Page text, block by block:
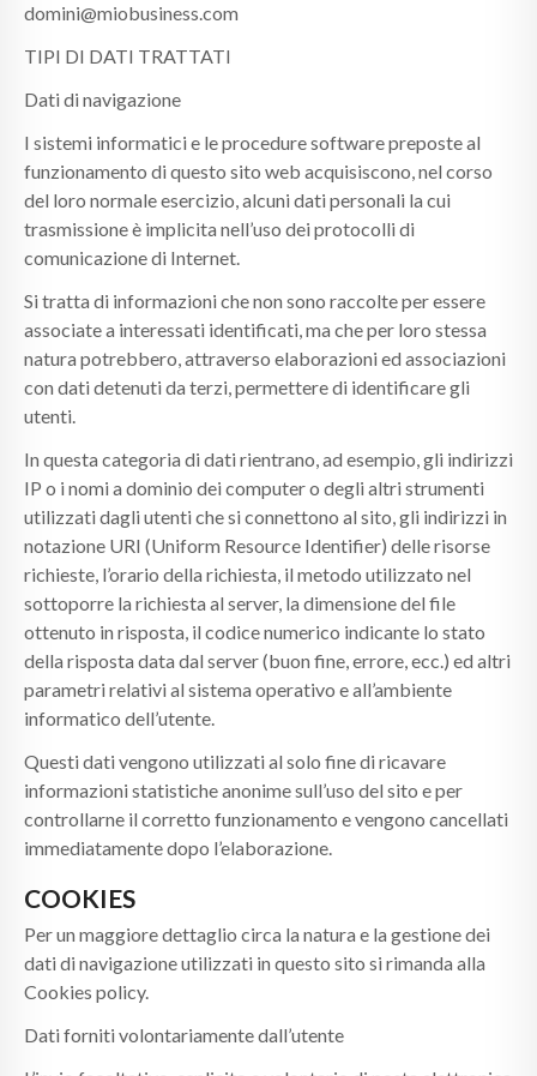
domini@miobusiness.com
TIPI DI DATI TRATTATI
Dati di navigazione
I sistemi informatici e le procedure software preposte al
funzionamento di questo sito web acquisiscono, nel corso
del loro normale esercizio, alcuni dati personali la cui
trasmissione è implicita nell’uso dei protocolli di
comunicazione di Internet.
Si tratta di informazioni che non sono raccolte per essere
associate a interessati identificati, ma che per loro stessa
natura potrebbero, attraverso elaborazioni ed associazioni
con dati detenuti da terzi, permettere di identificare gli
utenti.
In questa categoria di dati rientrano, ad esempio, gli indirizzi
IP o i nomi a dominio dei computer o degli altri strumenti
utilizzati dagli utenti che si connettono al sito, gli indirizzi in
notazione URI (Uniform Resource Identifier) delle risorse
richieste, l’orario della richiesta, il metodo utilizzato nel
sottoporre la richiesta al server, la dimensione del file
ottenuto in risposta, il codice numerico indicante lo stato
della risposta data dal server (buon fine, errore, ecc.) ed altri
parametri relativi al sistema operativo e all’ambiente
informatico dell’utente.
Questi dati vengono utilizzati al solo fine di ricavare
informazioni statistiche anonime sull’uso del sito e per
controllarne il corretto funzionamento e vengono cancellati
immediatamente dopo l’elaborazione.
COOKIES
Per un maggiore dettaglio circa la natura e la gestione dei
dati di navigazione utilizzati in questo sito si rimanda alla
Cookies policy.
Dati forniti volontariamente dall’utente